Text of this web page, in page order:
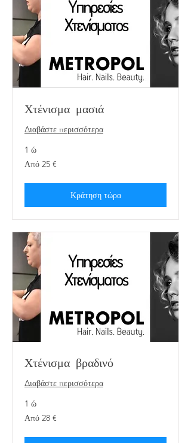
Χτένισμα μασιά
Διαβάστε περισσότερα
1 ώ
Από
25
Από 25 €
Κράτηση τώρα
Χτένισμα βραδινό
Διαβάστε περισσότερα
1 ώ
Από
28
Από 28 €